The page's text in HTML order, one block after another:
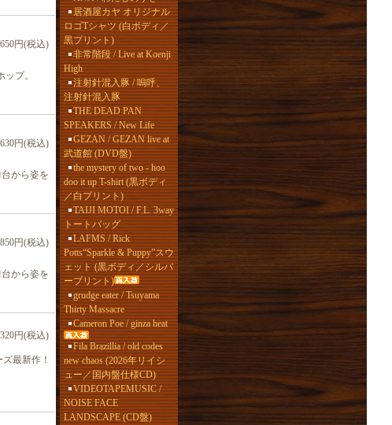
円(税込)
プ。
円(税込)
から姿を
円(税込)
から姿を
円(税込)
最新作！
居酒屋カヤ オリジナル
ロゴTシャツ (白ボディ／
黒プリント)
非常階段 / Live at Koenji
High
注射針混入豚 / 嗚呼、
注射針混入豚
THE DEAD PAN
SPEAKERS / New Life
GEZAN / GEZAN live at
武道館 (DVD盤)
the mystery of two - hoo
doo it up T-shirt (黒ボディ
／白プリント)
TAIJI MOTOI / F.L. 3way
トートバッグ
LAFMS / Rick
Potts“Sparkle & Puppy”スウ
ェット (黒ボディ／シルバ
ープリント)
grudge eater / Tsuyama
Thirty Massacre
Cameron Poe / ginza heat
Fila Brazillia / old codes
new chaos (2026年リイシ
ュー／国内盤仕様CD)
VIDEOTAPEMUSIC /
NOISE FACE
LANDSCAPE (CD盤)